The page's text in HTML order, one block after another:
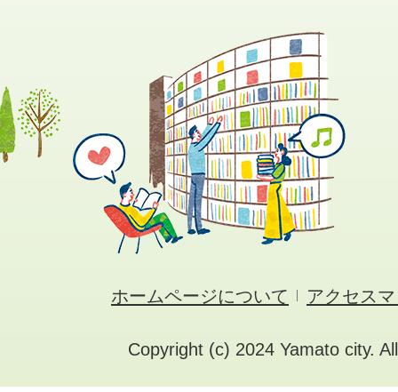
ホームページについて アクセス
Copyright (c) 2024 Yamato city.